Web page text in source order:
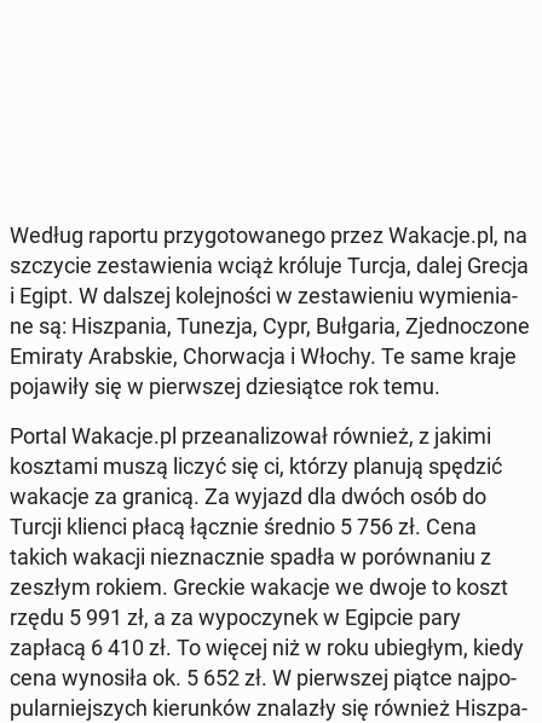
Według raportu przy­go­to­wa­ne­go przez Wakacje.pl, na
szczy­cie ze­sta­wie­nia wciąż króluje Turcja, dalej Grecja
i Egipt. W dalszej ko­lej­no­ści w ze­sta­wie­niu wy­mie­nia­
ne są: Hisz­pa­nia, Tunezja, Cypr, Buł­ga­ria, Zjed­no­czo­ne
Emiraty Arab­skie, Chor­wa­cja i Włochy. Te same kraje
po­ja­wi­ły się w pierw­szej dzie­siąt­ce rok temu.
Portal Wakacje.pl prze­ana­li­zo­wał również, z jakimi
kosz­ta­mi muszą liczyć się ci, którzy planują spędzić
wakacje za granicą. Za wyjazd dla dwóch osób do
Turcji klienci płacą łącznie średnio 5 756 zł. Cena
takich wakacji nie­znacz­nie spadła w po­rów­na­niu z
zeszłym rokiem. Greckie wakacje we dwoje to koszt
rzędu 5 991 zł, a za wy­po­czy­nek w Egipcie pary
zapłacą 6 410 zł. To więcej niż w roku ubie­głym, kiedy
cena wy­no­si­ła ok. 5 652 zł. W pierw­szej piątce naj­po­
pu­lar­niej­szych kie­run­ków zna­la­zły się również Hisz­pa­